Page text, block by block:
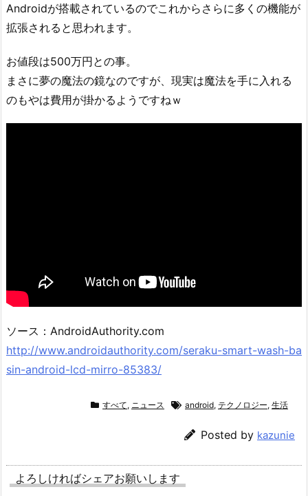
Androidが搭載されているのでこれからさらに多くの機能が
拡張されると思われます。
お値段は500万円との事。
まさに夢の魔法の鏡なのですが、現実は魔法を手に入れる
のもやは費用が掛かるようですねｗ
ソース：AndroidAuthority.com
http://www.androidauthority.com/seraku-smart-wash-ba
sin-android-lcd-mirro-85383/
すべて, ニュース android, テクノロジー, 生活
Posted by kazunie
よろしければシェアお願いします